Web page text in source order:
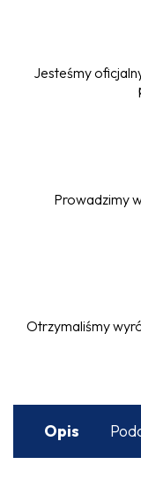
Opis
Jesteśmy
Prowadzimy
Otrzymaliśmy